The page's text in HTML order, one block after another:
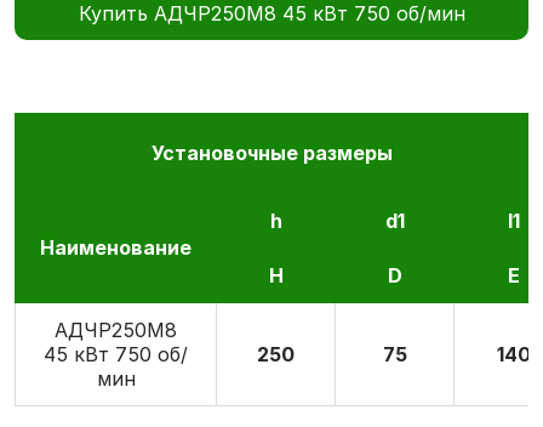
Купить АДЧР250M8 45 кВт 750 об/мин
Установочные размеры
Наименование
h d1 l1
H D E
АДЧР250M8
45 кВт 750 об/
мин
250 75 140